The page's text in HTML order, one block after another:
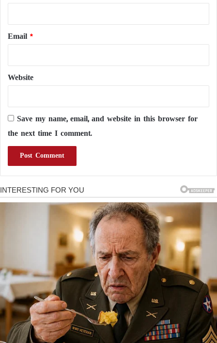
Email *
Website
Save my name, email, and website in this browser for
the next time I comment.